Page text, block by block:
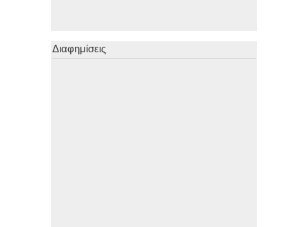
Διαφημίσεις